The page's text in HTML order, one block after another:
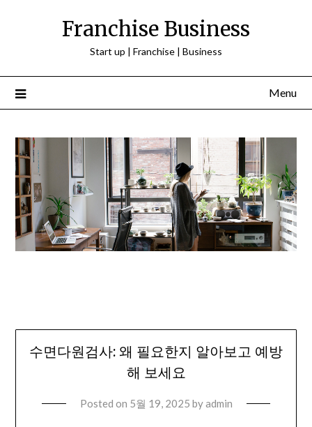
Franchise Business
Start up | Franchise | Business
Menu
수면다원검사: 왜 필요한지 알아보고 예방
해 보세요
Posted on 5월 19, 2025 byadmin